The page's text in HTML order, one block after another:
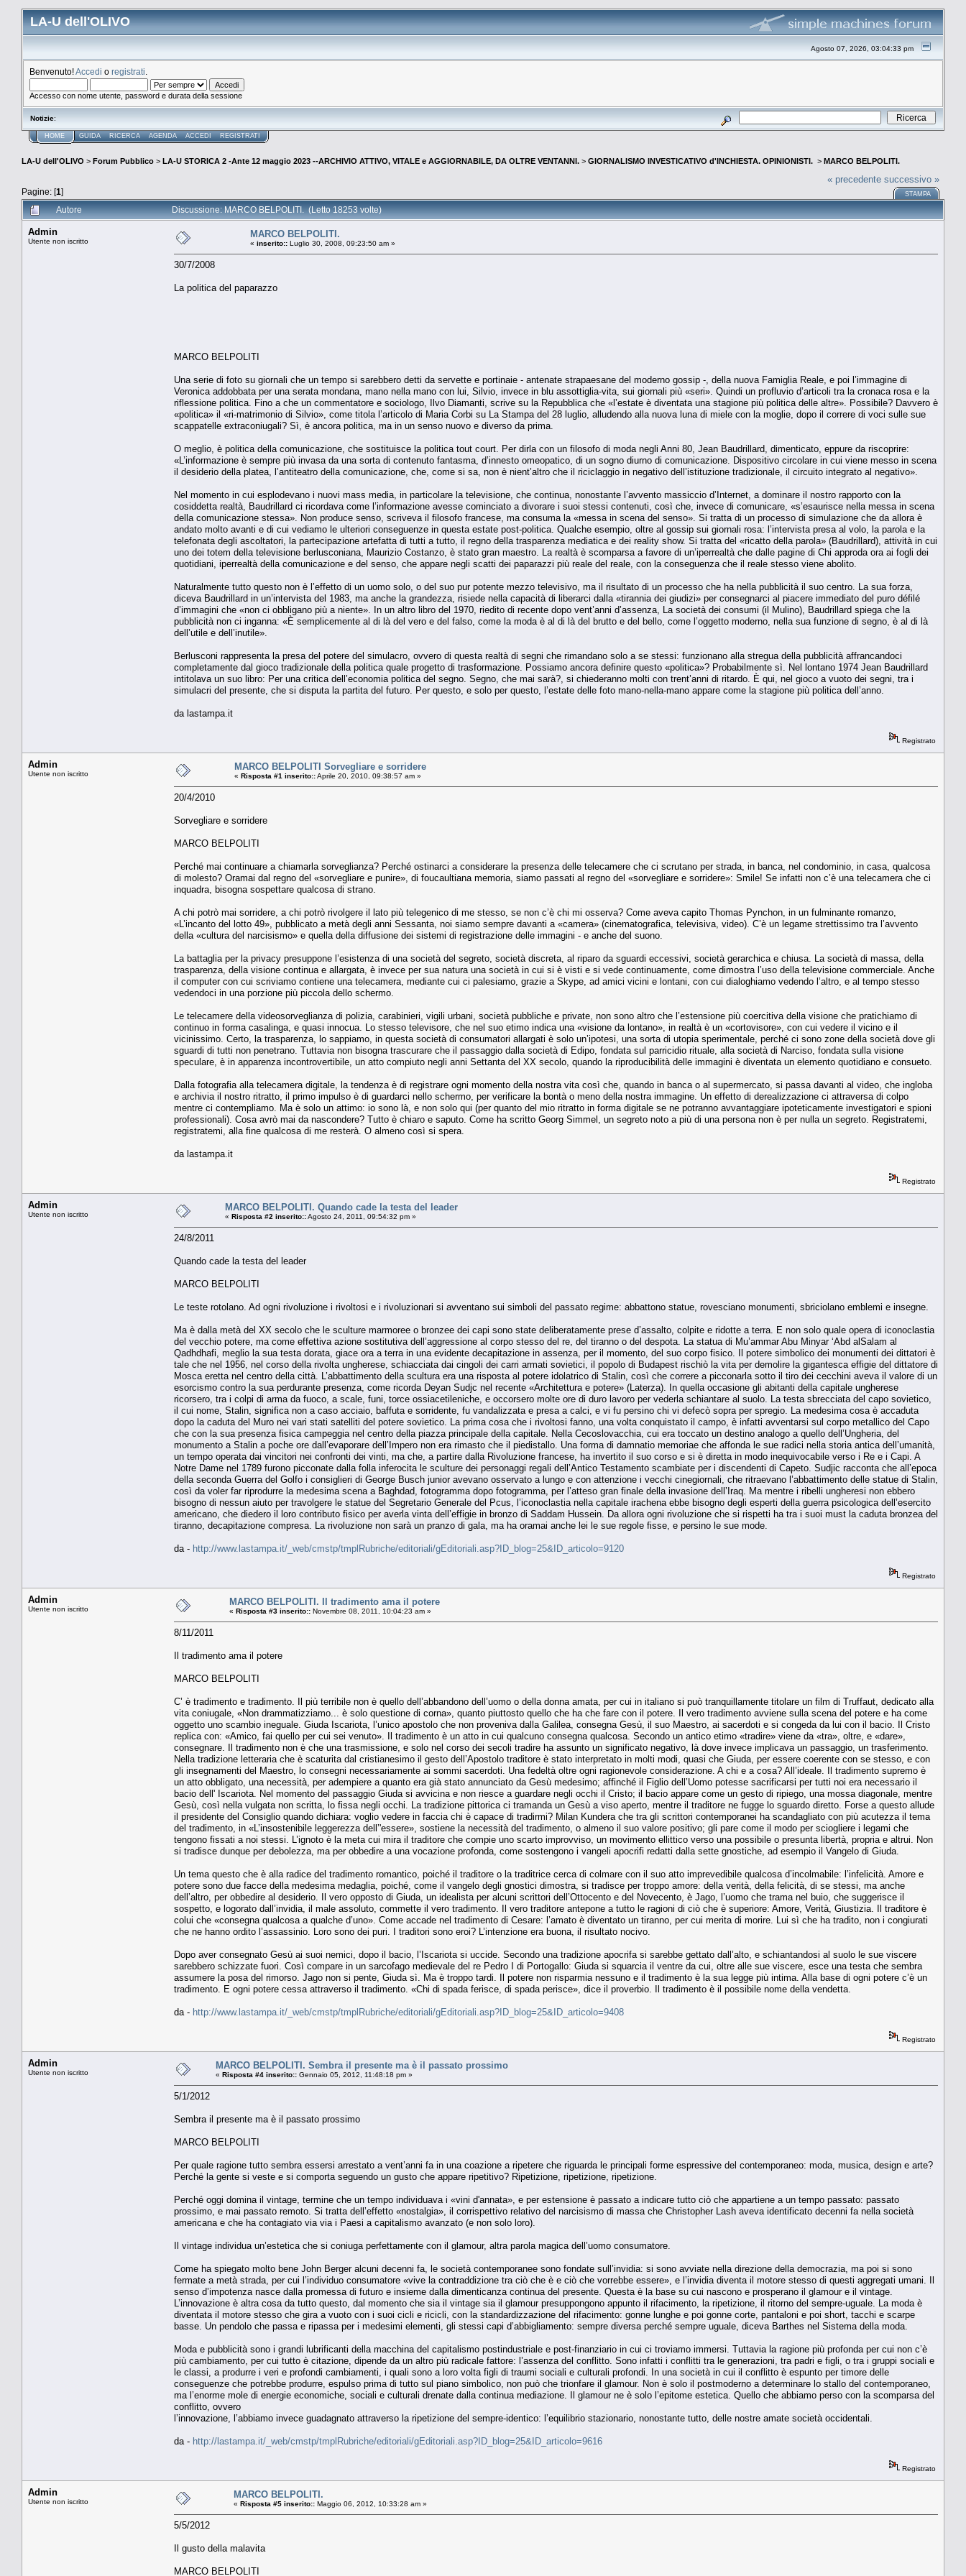
LA-U dell'OLIVO
Agosto 07, 2026, 03:04:33 pm
Benvenuto!Accedi o registrati
Accesso con nome utente, password e durata della sessione
Notizie:
HOME GUIDA RICERCA AGENDA ACCEDI REGISTRATI
LA-U dell'OLIVO > Forum Pubblico > LA-U STORICA 2 -Ante 12 maggio 2023 --ARCHIVIO ATTIVO, VITALE e AGGIORNABILE, DA OLTRE VENTANNI. > GIORNALISMO INVESTICATIVO d'INCHIESTA. OPINIONISTI. > MARCO BELPOLITI.
Pagine: [1]
« precedente successivo »
STAMPA
Autore Discussione: MARCO BELPOLITI. (Letto 18253 volte)
Admin
Utente non iscritto
MARCO BELPOLITI.
« inserito:: Luglio 30, 2008, 09:23:50 am »
30/7/2008
La politica del paparazzo
MARCO BELPOLITI
Una serie di foto su giornali che un tempo si sarebbero detti da servette e portinaie - antenate strapaesane del moderno gossip -, della nuova Famiglia Reale, e poi l’immagine di
Veronica addobbata per una serata mondana, mano nella mano con lui, Silvio, invece in blu assottiglia-vita, sui giornali più «seri». Quindi un profluvio d’articoli tra la cronaca rosa e la
riflessione politica. Fino a che un commentatore e sociologo, Ilvo Diamanti, scrive su la Repubblica che «l’estate è diventata una stagione più politica delle altre». Possibile? Davvero è
«politica» il «ri-matrimonio di Silvio», come titola l’articolo di Maria Corbi su La Stampa del 28 luglio, alludendo alla nuova luna di miele con la moglie, dopo il correre di voci sulle sue
scappatelle extraconiugali? Sì, è ancora politica, ma in un senso nuovo e diverso da prima.
O meglio, è politica della comunicazione, che sostituisce la politica tout court. Per dirla con un filosofo di moda negli Anni 80, Jean Baudrillard, dimenticato, eppure da riscoprire:
«L’informazione è sempre più invasa da una sorta di contenuto fantasma, d’innesto omeopatico, di un sogno diurno di comunicazione. Dispositivo circolare in cui viene messo in scena
il desiderio della platea, l’antiteatro della comunicazione, che, come si sa, non è nient’altro che il riciclaggio in negativo dell’istituzione tradizionale, il circuito integrato al negativo».
Nel momento in cui esplodevano i nuovi mass media, in particolare la televisione, che continua, nonostante l’avvento massiccio d’Internet, a dominare il nostro rapporto con la
cosiddetta realtà, Baudrillard ci ricordava come l’informazione avesse cominciato a divorare i suoi stessi contenuti, così che, invece di comunicare, «s’esaurisce nella messa in scena
della comunicazione stessa». Non produce senso, scriveva il filosofo francese, ma consuma la «messa in scena del senso». Si tratta di un processo di simulazione che da allora è
andato molto avanti e di cui vediamo le ulteriori conseguenze in questa estate post-politica. Qualche esempio, oltre al gossip sui giornali rosa: l’intervista presa al volo, la parola e la
telefonata degli ascoltatori, la partecipazione artefatta di tutti a tutto, il regno della trasparenza mediatica e dei reality show. Si tratta del «ricatto della parola» (Baudrillard), attività in cui
uno dei totem della televisione berlusconiana, Maurizio Costanzo, è stato gran maestro. La realtà è scomparsa a favore di un’iperrealtà che dalle pagine di Chi approda ora ai fogli dei
quotidiani, iperrealtà della comunicazione e del senso, che appare negli scatti dei paparazzi più reale del reale, con la conseguenza che il reale stesso viene abolito.
Naturalmente tutto questo non è l’effetto di un uomo solo, o del suo pur potente mezzo televisivo, ma il risultato di un processo che ha nella pubblicità il suo centro. La sua forza,
diceva Baudrillard in un’intervista del 1983, ma anche la grandezza, risiede nella capacità di liberarci dalla «tirannia dei giudizi» per consegnarci al piacere immediato del puro défilé
d’immagini che «non ci obbligano più a niente». In un altro libro del 1970, riedito di recente dopo vent’anni d’assenza, La società dei consumi (il Mulino), Baudrillard spiega che la
pubblicità non ci inganna: «È semplicemente al di là del vero e del falso, come la moda è al di là del brutto e del bello, come l’oggetto moderno, nella sua funzione di segno, è al di là
dell’utile e dell’inutile».
Berlusconi rappresenta la presa del potere del simulacro, ovvero di questa realtà di segni che rimandano solo a se stessi: funzionano alla stregua della pubblicità affrancandoci
completamente dal gioco tradizionale della politica quale progetto di trasformazione. Possiamo ancora definire questo «politica»? Probabilmente sì. Nel lontano 1974 Jean Baudrillard
intitolava un suo libro: Per una critica dell’economia politica del segno. Segno, che mai sarà?, si chiederanno molti con trent’anni di ritardo. È qui, nel gioco a vuoto dei segni, tra i
simulacri del presente, che si disputa la partita del futuro. Per questo, e solo per questo, l’estate delle foto mano-nella-mano appare come la stagione più politica dell’anno.
da lastampa.it
Registrato
Admin
Utente non iscritto
MARCO BELPOLITI Sorvegliare e sorridere
« Risposta #1 inserito::Aprile 20, 2010, 09:38:57 am »
20/4/2010
Sorvegliare e sorridere
MARCO BELPOLITI
Perché mai continuare a chiamarla sorveglianza? Perché ostinarci a considerare la presenza delle telecamere che ci scrutano per strada, in banca, nel condominio, in casa, qualcosa
di molesto? Oramai dal regno del «sorvegliare e punire», di foucaultiana memoria, siamo passati al regno del «sorvegliare e sorridere»: Smile! Se infatti non c’è una telecamera che ci
inquadra, bisogna sospettare qualcosa di strano.
A chi potrò mai sorridere, a chi potrò rivolgere il lato più telegenico di me stesso, se non c’è chi mi osserva? Come aveva capito Thomas Pynchon, in un fulminante romanzo,
«L’incanto del lotto 49», pubblicato a metà degli anni Sessanta, noi siamo sempre davanti a «camera» (cinematografica, televisiva, video). C’è un legame strettissimo tra l’avvento
della «cultura del narcisismo» e quella della diffusione dei sistemi di registrazione delle immagini - e anche del suono.
La battaglia per la privacy presuppone l’esistenza di una società del segreto, società discreta, al riparo da sguardi eccessivi, società gerarchica e chiusa. La società di massa, della
trasparenza, della visione continua e allargata, è invece per sua natura una società in cui si è visti e si vede continuamente, come dimostra l’uso della televisione commerciale. Anche
il computer con cui scriviamo contiene una telecamera, mediante cui ci palesiamo, grazie a Skype, ad amici vicini e lontani, con cui dialoghiamo vedendo l’altro, e al tempo stesso
vedendoci in una porzione più piccola dello schermo.
Le telecamere della videosorveglianza di polizia, carabinieri, vigili urbani, società pubbliche e private, non sono altro che l’estensione più coercitiva della visione che pratichiamo di
continuo in forma casalinga, e quasi innocua. Lo stesso televisore, che nel suo etimo indica una «visione da lontano», in realtà è un «cortovisore», con cui vedere il vicino e il
vicinissimo. Certo, la trasparenza, lo sappiamo, in questa società di consumatori allargati è solo un’ipotesi, una sorta di utopia sperimentale, perché ci sono zone della società dove gli
sguardi di tutti non penetrano. Tuttavia non bisogna trascurare che il passaggio dalla società di Edipo, fondata sul parricidio rituale, alla società di Narciso, fondata sulla visione
speculare, è in apparenza incontrovertibile, un atto compiuto negli anni Settanta del XX secolo, quando la riproducibilità delle immagini è diventata un elemento quotidiano e consueto.
Dalla fotografia alla telecamera digitale, la tendenza è di registrare ogni momento della nostra vita così che, quando in banca o al supermercato, si passa davanti al video, che ingloba
e archivia il nostro ritratto, il primo impulso è di guardarci nello schermo, per verificare la bontà o meno della nostra immagine. Un effetto di derealizzazione ci attraversa di colpo
mentre ci contempliamo. Ma è solo un attimo: io sono là, e non solo qui (per quanto del mio ritratto in forma digitale se ne potranno avvantaggiare ipoteticamente investigatori e spioni
professionali). Cosa avrò mai da nascondere? Tutto è chiaro e saputo. Come ha scritto Georg Simmel, un segreto noto a più di una persona non è per nulla un segreto. Registratemi,
registratemi, alla fine qualcosa di me resterà. O almeno così si spera.
da lastampa.it
Registrato
Admin
Utente non iscritto
MARCO BELPOLITI. Quando cade la testa del leader
« Risposta #2 inserito::Agosto 24, 2011, 09:54:32 pm »
24/8/2011
Quando cade la testa del leader
MARCO BELPOLITI
Le teste rotolano. Ad ogni rivoluzione i rivoltosi e i rivoluzionari si avventano sui simboli del passato regime: abbattono statue, rovesciano monumenti, sbriciolano emblemi e insegne.
Ma è dalla metà del XX secolo che le sculture marmoree o bronzee dei capi sono state deliberatamente prese d’assalto, colpite e ridotte a terra. E non solo quale opera di iconoclastia
del vecchio potere, ma come effettiva azione sostitutiva dell’aggressione al corpo stesso del re, del tiranno o del despota. La statua di Mu’ammar Abu Minyar ‘Abd alSalam al
Qadhdhafi, meglio la sua testa dorata, giace ora a terra in una evidente decapitazione in assenza, per il momento, del suo corpo fisico. Il potere simbolico dei monumenti dei dittatori è
tale che nel 1956, nel corso della rivolta ungherese, schiacciata dai cingoli dei carri armati sovietici, il popolo di Budapest rischiò la vita per demolire la gigantesca effigie del dittatore di
Mosca eretta nel centro della città. L’abbattimento della scultura era una risposta al potere idolatrico di Stalin, così che correre a picconarla sotto il tiro dei cecchini aveva il valore di un
esorcismo contro la sua perdurante presenza, come ricorda Deyan Sudjc nel recente «Architettura e potere» (Laterza). In quella occasione gli abitanti della capitale ungherese
ricorsero, tra i colpi di arma da fuoco, a scale, funi, torce ossiacetileniche, e occorsero molte ore di duro lavoro per vederla schiantare al suolo. La testa sbrecciata del capo sovietico,
il cui nome, Stalin, significa non a caso acciaio, baffuta e sorridente, fu vandalizzata e presa a calci, e vi fu persino chi vi defecò sopra per spregio. La medesima cosa è accaduta
dopo la caduta del Muro nei vari stati satelliti del potere sovietico. La prima cosa che i rivoltosi fanno, una volta conquistato il campo, è infatti avventarsi sul corpo metallico del Capo
che con la sua presenza fisica campeggia nel centro della piazza principale della capitale. Nella Cecoslovacchia, cui era toccato un destino analogo a quello dell’Ungheria, del
monumento a Stalin a poche ore dall’evaporare dell’Impero non era rimasto che il piedistallo. Una forma di damnatio memoriae che affonda le sue radici nella storia antica dell’umanità,
un tempo operata dai vincitori nei confronti dei vinti, ma che, a partire dalla Rivoluzione francese, ha invertito il suo corso e si è diretta in modo inequivocabile verso i Re e i Capi. A
Notre Dame nel 1789 furono picconate dalla folla inferocita le sculture dei personaggi regali dell’Antico Testamento scambiate per i discendenti di Capeto. Sudjic racconta che all’epoca
della seconda Guerra del Golfo i consiglieri di George Busch junior avevano osservato a lungo e con attenzione i vecchi cinegiornali, che ritraevano l’abbattimento delle statue di Stalin,
così da voler far riprodurre la medesima scena a Baghdad, fotogramma dopo fotogramma, per l’atteso gran finale della invasione dell’Iraq. Ma mentre i ribelli ungheresi non ebbero
bisogno di nessun aiuto per travolgere le statue del Segretario Generale del Pcus, l’iconoclastia nella capitale irachena ebbe bisogno degli esperti della guerra psicologica dell’esercito
americano, che diedero il loro contributo fisico per averla vinta dell’effigie in bronzo di Saddam Hussein. Da allora ogni rivoluzione che si rispetti ha tra i suoi must la caduta bronzea del
tiranno, decapitazione compresa. La rivoluzione non sarà un pranzo di gala, ma ha oramai anche lei le sue regole fisse, e persino le sue mode.
da - http://www.lastampa.it/_web/cmstp/tmplRubriche/editoriali/gEditoriali.asp?ID_blog=25&ID_articolo=9120
Registrato
Admin
Utente non iscritto
MARCO BELPOLITI. Il tradimento ama il potere
« Risposta #3 inserito:: Novembre 08, 2011, 10:04:23 am »
8/11/2011
Il tradimento ama il potere
MARCO BELPOLITI
C’ è tradimento e tradimento. Il più terribile non è quello dell’abbandono dell’uomo o della donna amata, per cui in italiano si può tranquillamente titolare un film di Truffaut, dedicato alla
vita coniugale, «Non drammatizziamo... è solo questione di corna», quanto piuttosto quello che ha che fare con il potere. Il vero tradimento avviene sulla scena del potere e ha come
oggetto uno scambio ineguale. Giuda Iscariota, l’unico apostolo che non proveniva dalla Galilea, consegna Gesù, il suo Maestro, ai sacerdoti e si congeda da lui con il bacio. Il Cristo
replica con: «Amico, fai quello per cui sei venuto». Il tradimento è un atto in cui qualcuno consegna qualcosa. Secondo un antico etimo «tradire» viene da «tra», oltre, e «dare»,
consegnare. Il tradimento non è che una trasmissione, e solo nel corso dei secoli tradire ha assunto un significato negativo, là dove invece implicava un passaggio, un trasferimento.
Nella tradizione letteraria che è scaturita dal cristianesimo il gesto dell’Apostolo traditore è stato interpretato in molti modi, quasi che Giuda, per essere coerente con se stesso, e con
gli insegnamenti del Maestro, lo consegni necessariamente ai sommi sacerdoti. Una fedeltà oltre ogni ragionevole considerazione. A chi e a cosa? All’ideale. Il tradimento supremo è
un atto obbligato, una necessità, per adempiere a quanto era già stato annunciato da Gesù medesimo; affinché il Figlio dell’Uomo potesse sacrificarsi per tutti noi era necessario il
bacio dell' Iscariota. Nel momento del passaggio Giuda si avvicina e non riesce a guardare negli occhi il Cristo; il bacio appare come un gesto di ripiego, una mossa diagonale, mentre
Gesù, così nella vulgata non scritta, lo fissa negli occhi. La tradizione pittorica ci tramanda un Gesù a viso aperto, mentre il traditore ne fugge lo sguardo diretto. Forse a questo allude
il presidente del Consiglio quando dichiara: voglio vedere in faccia chi è capace di tradirmi? Milan Kundera che tra gli scrittori contemporanei ha scandagliato con più acutezza il tema
del tradimento, in «L’insostenibile leggerezza dell’'essere», sostiene la necessità del tradimento, o almeno il suo valore positivo; gli pare come il modo per sciogliere i legami che
tengono fissati a noi stessi. L’ignoto è la meta cui mira il traditore che compie uno scarto improvviso, un movimento ellittico verso una possibile o presunta libertà, propria e altrui. Non
si tradisce dunque per debolezza, ma per obbedire a una vocazione profonda, come sostengono i vangeli apocrifi redatti dalla sette gnostiche, ad esempio il Vangelo di Giuda.
Un tema questo che è alla radice del tradimento romantico, poiché il traditore o la traditrice cerca di colmare con il suo atto imprevedibile qualcosa d’incolmabile: l’infelicità. Amore e
potere sono due facce della medesima medaglia, poiché, come il vangelo degli gnostici dimostra, si tradisce per troppo amore: della verità, della felicità, di se stessi, ma anche
dell’altro, per obbedire al desiderio. Il vero opposto di Giuda, un idealista per alcuni scrittori dell’Ottocento e del Novecento, è Jago, l’uomo che trama nel buio, che suggerisce il
sospetto, e logorato dall’invidia, il male assoluto, commette il vero tradimento. Il vero traditore antepone a tutto le ragioni di ciò che è superiore: Amore, Verità, Giustizia. Il traditore è
colui che «consegna qualcosa a qualche d’uno». Come accade nel tradimento di Cesare: l’amato è diventato un tiranno, per cui merita di morire. Lui sì che ha tradito, non i congiurati
che ne hanno ordito l’assassinio. Loro sono dei puri. I traditori sono eroi? L’intenzione era buona, il risultato nocivo.
Dopo aver consegnato Gesù ai suoi nemici, dopo il bacio, l’Iscariota si uccide. Secondo una tradizione apocrifa si sarebbe gettato dall’alto, e schiantandosi al suolo le sue viscere
sarebbero schizzate fuori. Così compare in un sarcofago medievale del re Pedro I di Portogallo: Giuda si squarcia il ventre da cui, oltre alle sue viscere, esce una testa che sembra
assumere la posa del rimorso. Jago non si pente, Giuda sì. Ma è troppo tardi. Il potere non risparmia nessuno e il tradimento è la sua legge più intima. Alla base di ogni potere c’è un
tradimento. E ogni potere cessa attraverso il tradimento. «Chi di spada ferisce, di spada perisce», dice il proverbio. Il tradimento è il possibile nome della vendetta.
da - http://www.lastampa.it/_web/cmstp/tmplRubriche/editoriali/gEditoriali.asp?ID_blog=25&ID_articolo=9408
Registrato
Admin
Utente non iscritto
MARCO BELPOLITI. Sembra il presente ma è il passato prossimo
« Risposta #4 inserito:: Gennaio 05, 2012, 11:48:18 pm »
5/1/2012
Sembra il presente ma è il passato prossimo
MARCO BELPOLITI
Per quale ragione tutto sembra essersi arrestato a vent’anni fa in una coazione a ripetere che riguarda le principali forme espressive del contemporaneo: moda, musica, design e arte?
Perché la gente si veste e si comporta seguendo un gusto che appare ripetitivo? Ripetizione, ripetizione, ripetizione.
Perché oggi domina il vintage, termine che un tempo individuava i «vini d'annata», e per estensione è passato a indicare tutto ciò che appartiene a un tempo passato: passato
prossimo, e mai passato remoto. Si tratta dell’effetto «nostalgia», il corrispettivo relativo del narcisismo di massa che Christopher Lash aveva identificato decenni fa nella società
americana e che ha contagiato via via i Paesi a capitalismo avanzato (e non solo loro).
Il vintage individua un’estetica che si coniuga perfettamente con il glamour, altra parola magica dell’uomo consumatore.
Come ha spiegato molto bene John Berger alcuni decenni fa, le società contemporanee sono fondate sull’invidia: si sono avviate nella direzione della democrazia, ma poi si sono
fermate a metà strada, per cui l’individuo consumatore «vive la contraddizione tra ciò che è e ciò che vorrebbe essere», e l’invidia diventa il motore stesso di questi aggregati umani. Il
senso d’impotenza nasce dalla promessa di futuro e insieme dalla dimenticanza continua del presente. Questa è la base su cui nascono e prosperano il glamour e il vintage.
L’innovazione è altra cosa da tutto questo, dal momento che sia il vintage sia il glamour presuppongono appunto il rifacimento, la ripetizione, il ritorno del sempre-uguale. La moda è
diventata il motore stesso che gira a vuoto con i suoi cicli e ricicli, con la standardizzazione del rifacimento: gonne lunghe e poi gonne corte, pantaloni e poi short, tacchi e scarpe
basse. Un pendolo che passa e ripassa per i medesimi elementi, gli stessi capi d’abbigliamento: sempre diversa perché sempre uguale, diceva Barthes nel Sistema della moda.
Moda e pubblicità sono i grandi lubrificanti della macchina del capitalismo postindustriale e post-finanziario in cui ci troviamo immersi. Tuttavia la ragione più profonda per cui non c’è
più cambiamento, per cui tutto è citazione, dipende da un altro più radicale fattore: l’assenza del conflitto. Sono infatti i conflitti tra le generazioni, tra padri e figli, o tra i gruppi sociali e
le classi, a produrre i veri e profondi cambiamenti, i quali sono a loro volta figli di traumi sociali e culturali profondi. In una società in cui il conflitto è espunto per timore delle
conseguenze che potrebbe produrre, espulso prima di tutto sul piano simbolico, non può che trionfare il glamour. Non è solo il postmoderno a determinare lo stallo del contemporaneo,
ma l’enorme mole di energie economiche, sociali e culturali drenate dalla continua mediazione. Il glamour ne è solo l’epitome estetica. Quello che abbiamo perso con la scomparsa del
conflitto, ovvero
l’innovazione, l’abbiamo invece guadagnato attraverso la ripetizione del sempre-identico: l’equilibrio stazionario, nonostante tutto, delle nostre amate società occidentali.
da - http://lastampa.it/_web/cmstp/tmplRubriche/editoriali/gEditoriali.asp?ID_blog=25&ID_articolo=9616
Registrato
Admin
Utente non iscritto
MARCO BELPOLITI.
« Risposta #5 inserito:: Maggio 06, 2012, 10:33:28 am »
5/5/2012
Il gusto della malavita
MARCO BELPOLITI